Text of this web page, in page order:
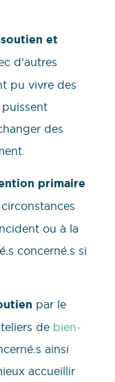
et
d’autres
pu vivre des
des
primaire
ou à la
concerné.s si
par le
de bien-
ainsi
accueillir